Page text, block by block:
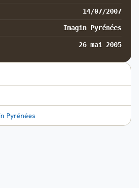
14/07/2007
Imagin Pyrénées
26 mai 2005
Pyrénées